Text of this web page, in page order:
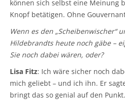
können sich selbst eine Meinung
Knopf betätigen. Ohne
Wenn es den „Scheibenwischer“
Hildebrandts heute noch gäbe –
Sie noch dabei wären, oder?
Lisa Fitz: Ich wäre sicher noch
mich geliebt – und ich ihn. Er
bringt das so genial auf den